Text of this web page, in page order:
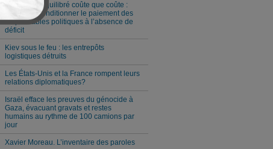
Un budget équilibré coûte que coûte :
Milei veut conditionner le paiement des
responsables politiques à l’absence de
déficit
Kiev sous le feu : les entrepôts
logistiques détruits
Les États-Unis et la France rompent leurs
relations diplomatiques?
Israël efface les preuves du génocide à
Gaza, évacuant gravats et restes
humains au rythme de 100 camions par
jour
Xavier Moreau. L’inventaire des paroles